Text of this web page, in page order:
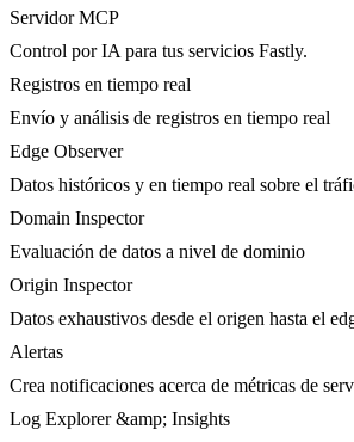
Servidor MCP
Control por IA para tus servicios Fastly.
Registros en tiempo real
Envío y análisis de registros en tiempo real
Edge Observer
Datos históricos y en tiempo real sobre el
Domain Inspector
Evaluación de datos a nivel de dominio
Origin Inspector
Datos exhaustivos desde el origen hasta el
Alertas
Crea notificaciones acerca de métricas de
Log Explorer &amp; Insights